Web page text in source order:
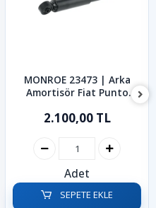
MONROE 23473 | Arka
Amortisör Fiat Punto
2.100,00 TL
Adet
SEPETE EKLE